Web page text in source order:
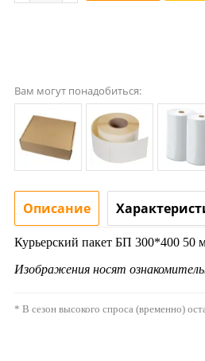
Вам могут понадобиться:
Описание
Курьерский пакет БП 300*400 50
Изображения носят
* В сезон высокого спроса (временно)